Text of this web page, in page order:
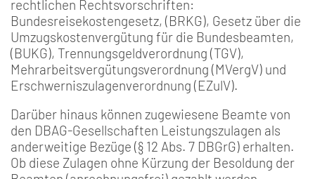
rechtlichen Rechtsvorschriften:
Bundesreisekostengesetz, (BRKG), Gesetz über die
Umzugskostenvergütung für die Bundesbeamten,
(BUKG), Trennungsgeldverordnung (TGV),
Mehrarbeitsvergütungsverordnung (MVergV) und
Erschwerniszulagenverordnung (EZulV).
Darüber hinaus können zugewiesene Beamte von
den DBAG-Gesellschaften Leistungszulagen als
anderweitige Bezüge (§ 12 Abs. 7 DBGrG) erhalten.
Ob diese Zulagen ohne Kürzung der Besoldung der